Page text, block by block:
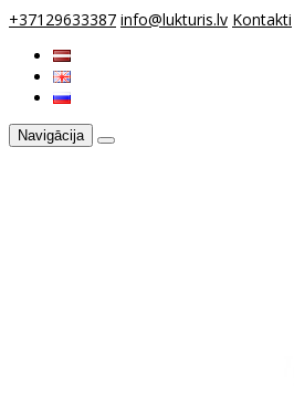
+37129633387 info@lukturis.lv Kontakti
Navigācija